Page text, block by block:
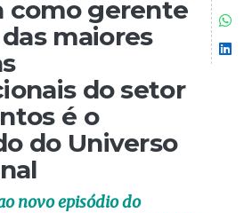
como gerente
maiores
do setor
é o
do Universo
novo episódio do